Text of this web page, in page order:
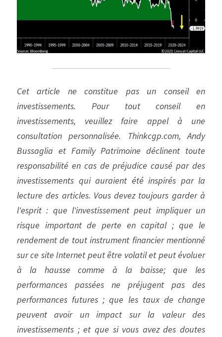
Cet article ne constitue pas un conseil en
investissements. Pour tout conseil en
investissements, veuillez faire appel à une
consultation personnalisée. Thinkcgp.com, Andy
Bussaglia et Family Patrimoine déclinent toute
responsabilité en cas de préjudice causé par des
investissements qui auraient été inspirés par la
lecture des articles. Vous devez toujours garder à
l'esprit : que l'investissement peut impliquer un
risque important de perte en capital ; que le
rendement de tout instrument financier mentionné
sur ce site Internet peut être volatil et peut évoluer
à la hausse comme à la baisse; que les
performances passées ne préjugent pas des
performances futures ; que les taux de change
peuvent avoir un impact sur la valeur des
investissements ; et que si vous avez des doutes